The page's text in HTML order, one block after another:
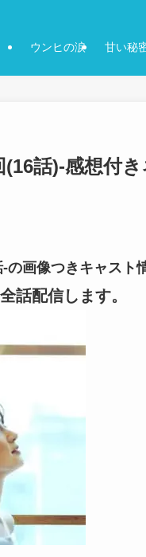
ウンヒの涙 甘い秘
話)-感想付
画像つきキャスト
話配信します。